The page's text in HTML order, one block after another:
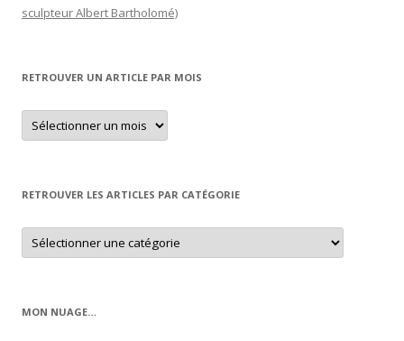
sculpteur Albert Bartholomé)
RETROUVER UN ARTICLE PAR MOIS
Retrouver
un
article
RETROUVER LES ARTICLES PAR CATÉGORIE
Retrouver
les
articles
MON NUAGE…